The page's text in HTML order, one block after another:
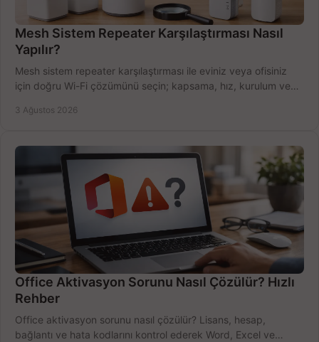
Mesh Sistem Repeater Karşılaştırması Nasıl
Yapılır?
Mesh sistem repeater karşılaştırması ile eviniz veya ofisiniz
için doğru Wi-Fi çözümünü seçin; kapsama, hız, kurulum ve
3 Ağustos 2026
Office Aktivasyon Sorunu Nasıl Çözülür? Hızlı
Rehber
Office aktivasyon sorunu nasıl çözülür? Lisans, hesap,
bağlantı ve hata kodlarını kontrol ederek Word, Excel ve